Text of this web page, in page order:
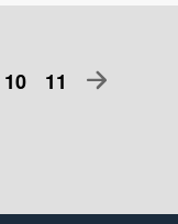
10 11